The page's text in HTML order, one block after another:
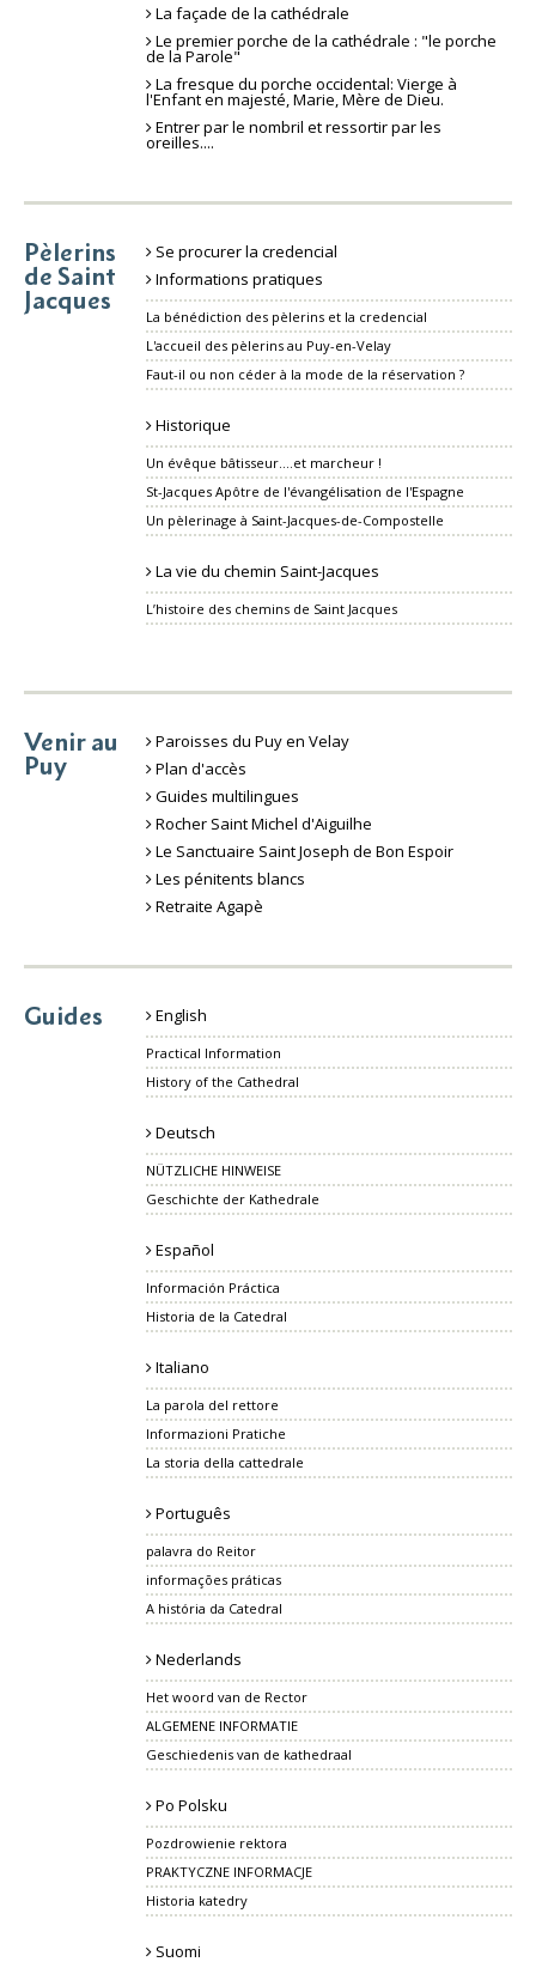
La façade de la cathédrale
Le premier porche de la cathédrale : "le porche
de la Parole"
La fresque du porche occidental: Vierge à
l'Enfant en majesté, Marie, Mère de Dieu.
Entrer par le nombril et ressortir par les
oreilles....
Pèlerins
de Saint
Jacques
Se procurer la credencial
Informations pratiques
La bénédiction des pèlerins et la credencial
L'accueil des pèlerins au Puy-en-Velay
Faut-il ou non céder à la mode de la réservation ?
Historique
Un évêque bâtisseur....et marcheur !
St-Jacques Apôtre de l'évangélisation de l'Espagne
Un pèlerinage à Saint-Jacques-de-Compostelle
La vie du chemin Saint-Jacques
L’histoire des chemins de Saint Jacques
Venir au
Puy
Paroisses du Puy en Velay
Plan d'accès
Guides multilingues
Rocher Saint Michel d'Aiguilhe
Le Sanctuaire Saint Joseph de Bon Espoir
Les pénitents blancs
Retraite Agapè
Guides English
Practical Information
History of the Cathedral
Deutsch
NÜTZLICHE HINWEISE
Geschichte der Kathedrale
Español
Información Práctica
Historia de la Catedral
Italiano
La parola del rettore
Informazioni Pratiche
La storia della cattedrale
Português
palavra do Reitor
informações práticas
A história da Catedral
Nederlands
Het woord van de Rector
ALGEMENE INFORMATIE
Geschiedenis van de kathedraal
Po Polsku
Pozdrowienie rektora
PRAKTYCZNE INFORMACJE
Historia katedry
Suomi